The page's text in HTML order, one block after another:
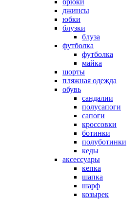
брюки
джинсы
юбки
блузки
блуза
футболка
футболка
майка
шорты
пляжная одежда
oбувь
сандалии
полусапоги
сапоги
кроссовки
ботинки
полуботинки
кеды
аксессуары
кепка
шапка
шарф
козырек